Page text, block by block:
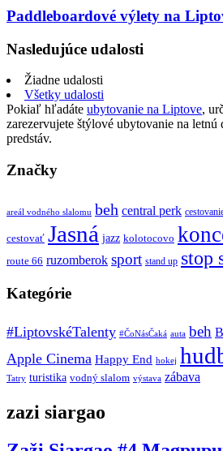
Paddleboardové výlety na
Nasledujúce udalosti
Žiadne udalosti
Všetky udalosti
Pokiaľ hľadáte ubytovanie na Liptove,
zarezervujete štýlové ubytovanie na
predstáv.
Značky
areál vodného slalomu beh central perk
cestovať Jasná jazz kolotocovo
route 66 ruzomberok sport stand up stop
Kategórie
#LiptovskéTalenty #ČoNásČaká auta beh
Apple Cinema Happy End hokej
Tatry turistika vodný slalom výstava zábava
zazi siargao